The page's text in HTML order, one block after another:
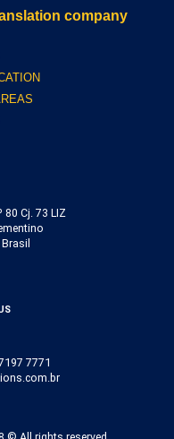
company
80 Cj. 73 LIZ
7771